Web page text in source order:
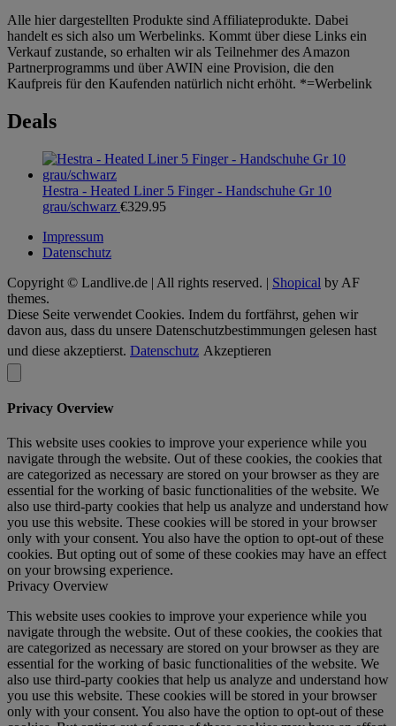
Alle hier dargestellten Produkte sind Affiliateprodukte. Dabei
handelt es sich also um Werbelinks. Kommt über diese Links ein
Verkauf zustande, so erhalten wir als Teilnehmer des Amazon
Partnerprogramms und über AWIN eine Provision, die den
Kaufpreis für den Kaufenden natürlich nicht erhöht. *=Werbelink
Deals
Hestra - Heated Liner 5 Finger - Handschuhe Gr 10
grau/schwarz €329.95
Impressum
Datenschutz
Copyright © Landlive.de | All rights reserved. | Shopical by AF
themes.
Diese Seite verwendet Cookies. Indem du fortfährst, gehen wir
davon aus, dass du unsere Datenschutzbestimmungen gelesen hast
und diese akzeptierst. Datenschutz Akzeptieren
Privacy Overview
This website uses cookies to improve your experience while you
navigate through the website. Out of these cookies, the cookies that
are categorized as necessary are stored on your browser as they are
essential for the working of basic functionalities of the website. We
also use third-party cookies that help us analyze and understand how
you use this website. These cookies will be stored in your browser
only with your consent. You also have the option to opt-out of these
cookies. But opting out of some of these cookies may have an effect
on your browsing experience.
Privacy Overview
This website uses cookies to improve your experience while you
navigate through the website. Out of these cookies, the cookies that
are categorized as necessary are stored on your browser as they are
essential for the working of basic functionalities of the website. We
also use third-party cookies that help us analyze and understand how
you use this website. These cookies will be stored in your browser
only with your consent. You also have the option to opt-out of these